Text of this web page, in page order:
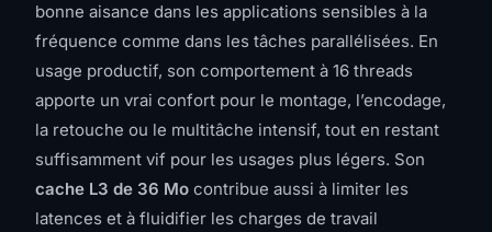
bonne aisance dans les applications sensibles à la
fréquence comme dans les tâches parallélisées. En
usage productif, son comportement à 16 threads
apporte un vrai confort pour le montage, l’encodage,
la retouche ou le multitâche intensif, tout en restant
suffisamment vif pour les usages plus légers. Son
cache L3 de 36 Mo contribue aussi à limiter les
latences et à fluidifier les charges de travail